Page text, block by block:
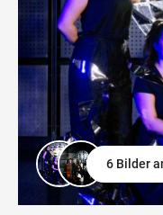
6 Bilder